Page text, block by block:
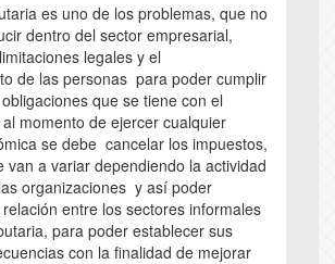
es uno de los problemas, que no
dentro del sector empresarial,
legales y el
de las personas para poder cumplir
que se tiene con el
momento de ejercer cualquier
se debe cancelar los impuestos,
van a variar dependiendo la actividad
organizaciones y así poder
entre los sectores informales
para poder establecer sus
con la finalidad de mejorar